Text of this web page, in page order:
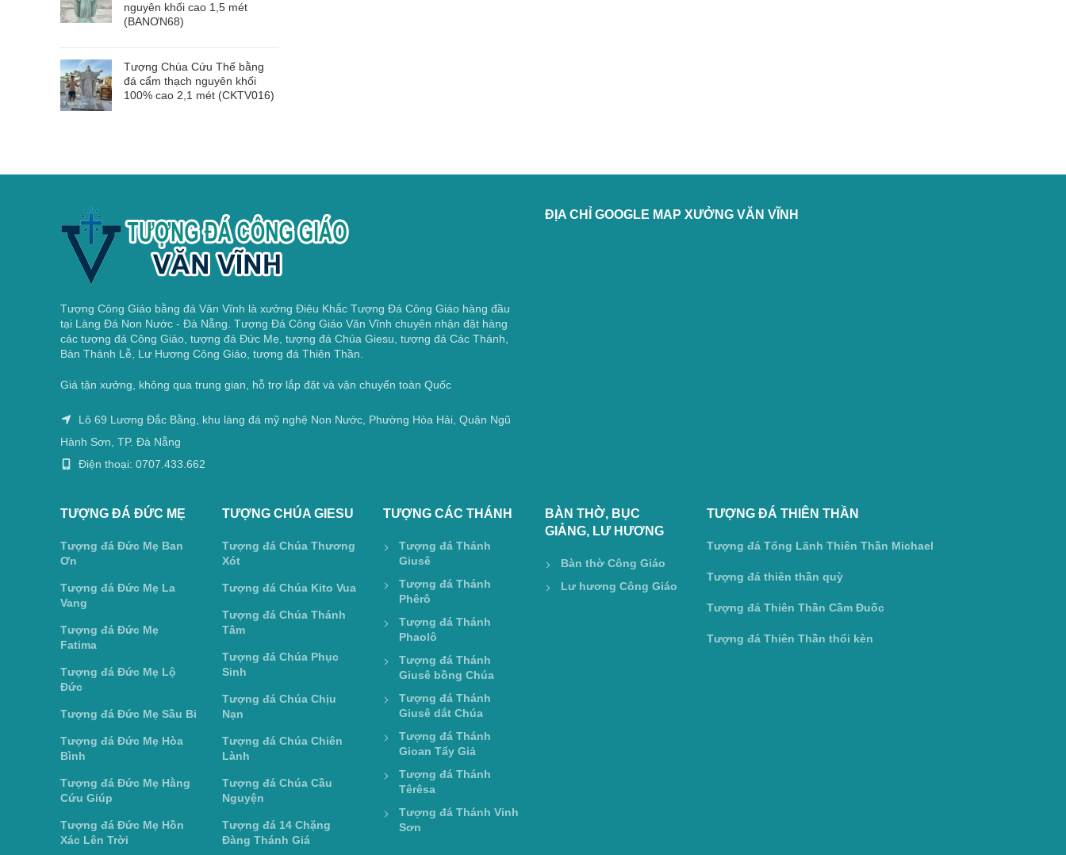
nguyên khối cao 1,5 mét
(BANƠN68)
Tượng Chúa Cứu Thế bằng
đá cẩm thạch nguyên khối
100% cao 2,1 mét (CKTV016)
Tượng Công Giáo bằng đá Văn Vĩnh là xưởng Điêu Khắc Tượng Đá Công Giáo hàng đầu
tại Làng Đá Non Nước - Đà Nẵng. Tượng Đá Công Giáo Văn Vĩnh chuyên nhận đặt hàng
các tượng đá Công Giáo, tượng đá Đức Mẹ, tượng đá Chúa Giesu, tượng đá Các Thánh,
Bàn Thánh Lễ, Lư Hương Công Giáo, tượng đá Thiên Thần.
Giá tận xưởng, không qua trung gian, hỗ trợ lắp đặt và vận chuyển toàn Quốc
Lô 69 Lương Đắc Bằng, khu làng đá mỹ nghệ Non Nước, Phường Hòa Hải, Quận Ngũ
Hành Sơn, TP. Đà Nẵng
Điện thoại: 0707.433.662
ĐỊA CHỈ GOOGLE MAP XƯỞNG VĂN VĨNH
TƯỢNG ĐÁ ĐỨC MẸ
Tượng đá Đức Mẹ Ban
Ơn
Tượng đá Đức Mẹ La
Vang
Tượng đá Đức Mẹ
Fatima
Tượng đá Đức Mẹ Lộ
Đức
Tượng đá Đức Mẹ Sầu Bi
Tượng đá Đức Mẹ Hòa
Bình
Tượng đá Đức Mẹ Hằng
Cứu Giúp
Tượng đá Đức Mẹ Hồn
Xác Lên Trời
TƯỢNG CHÚA GIESU
Tượng đá Chúa Thương
Xót
Tượng đá Chúa Kito Vua
Tượng đá Chúa Thánh
Tâm
Tượng đá Chúa Phục
Sinh
Tượng đá Chúa Chịu
Nạn
Tượng đá Chúa Chiên
Lành
Tượng đá Chúa Cầu
Nguyện
Tượng đá 14 Chặng
Đàng Thánh Giá
TƯỢNG CÁC THÁNH
Tượng đá Thánh
Giusê
Tượng đá Thánh
Phêrô
Tượng đá Thánh
Phaolô
Tượng đá Thánh
Giusê bồng Chúa
Tượng đá Thánh
Giusê dắt Chúa
Tượng đá Thánh
Gioan Tẩy Giả
Tượng đá Thánh
Têrêsa
Tượng đá Thánh Vinh
Sơn
BÀN THỜ, BỤC
GIẢNG, LƯ HƯƠNG
Bàn thờ Công Giáo
Lư hương Công Giáo
TƯỢNG ĐÁ THIÊN THẦN
Tượng đá Tổng Lãnh Thiên Thần Michael
Tượng đá thiên thần quỳ
Tượng đá Thiên Thần Cầm Đuốc
Tượng đá Thiên Thần thổi kèn